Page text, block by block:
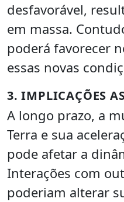
desfavorável,
em massa.
poderá favorecer
essas novas
3. IMPLICAÇÕES
A longo prazo, a
Terra e sua
pode afetar a
Interações com
poderiam alterar